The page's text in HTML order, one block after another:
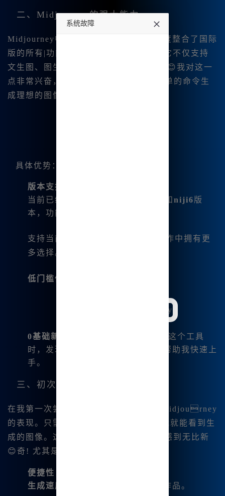
二、Midjourney的强大能力
Midjourney中文版的强大之处在于其深度整合了国际
版的所有|功能。以我个人的体验来看，它不仅支持
文生图、图生图，还能进行咒语解析。😊我对这一
点非常兴奋，😊因为.它让我能够通过简单的命令生
成理想的图像。
具体优势：
版本支持
当前已经集成的
和 niji6版
本，功能强大。
支持当前流行的
，让我在创作中拥有更
多选择。
低门槛使用
0基础新手必备
。我在学习如何使用这个工具
时，发现它的入门教程非常友好，帮助我快速上
手。
三、初次使用的体验分享
在我第一次尝试生成绘画时，我惊艳于Midjourney
的表现。只需输入几个简单的关键词，我就能看到生
成的图像。这种🔥“文生图”的体验.令人感到无比新
😊奇! 尤其是：
便捷性
生成速度
：几乎瞬时拿到我的艺术作品。
系统故障